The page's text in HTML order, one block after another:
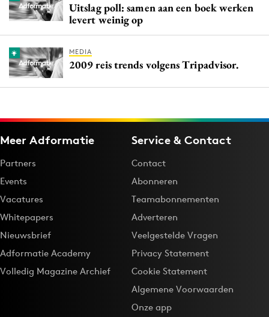
Uitslag poll: samen aan een boek werken
levert weinig op
MEDIA
2009 reis trends volgens Tripadvisor.
Meer Adformatie
Partners
Events
Vacatures
Whitepapers
Nieuwsbrief
Adformatie Academy
Volledig Magazine Archief
Service & Contact
Contact
Abonneren
Teamabonnementen
Adverteren
Veelgestelde Vragen
Privacy Statement
Cookie Statement
Algemene Voorwaarden
Onze app